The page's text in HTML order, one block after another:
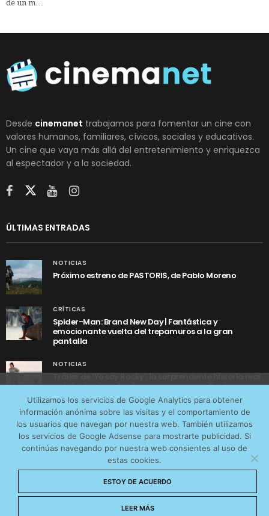
de un m…
Desde cinemanet trabajamos para fomentar un cine con
valores humanos, familiares, cívicos, sociales y educativos.
Un cine que vaya más allá del entretenimiento y enriquezca
al espectador y a la sociedad.
ÚLTIMAS ENTRADAS
NOTICIAS
Próximo estreno de PASTORIS, de Pablo Moreno
CRÍTICAS
Spider-Man: Brand New Day | Fantástica y
emocionante vuelta del trepamuros a la gran
pantalla
NOTICIAS
Tráiler de ‘Yo soy Rocky’, la sorprendente historia real
detrás de cómo Stallone se convirtió en Rocky
AVISO LEGAL CONTACTO
POLÍTICA DE COOKIES
POLÍTICA DE PRIVACIDAD
© 2026 CinemaNet. Designed by
Utilizamos los servicios de Google Analytics para obtener
información anónima sobre las visitas y el comportamiento de
los usuarios que navegan por nuestra web. También utilizamos
los servicios de Google Adsense para mostrarte publicidad. Si
continúas navegando por nuestra web consientes al uso de
estas cookies.
ESTOY DE ACUERDO
LEER MÁS
tráfico web que recibimos y conocer los servicios que
más os interesan. Puede cambiar las preferencias y
obtener más información sobre las cookies que
utilizamos en nuestra Política de cookies
Aceptar cookies
No permitir cookies